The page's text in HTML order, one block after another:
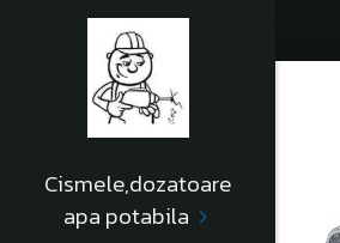
Cismele,dozatoare
apa potabila